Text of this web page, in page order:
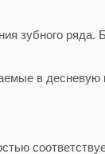
зубного ряда.
в